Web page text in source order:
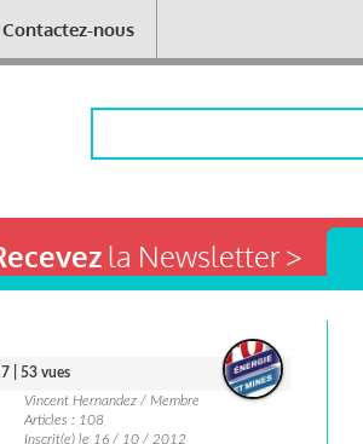
Contactez-nous
la Newsletter >
| 53 vues
Vincent Hernandez / Membre
Articles : 108
Inscrit(e) le 16 / 10 / 2012